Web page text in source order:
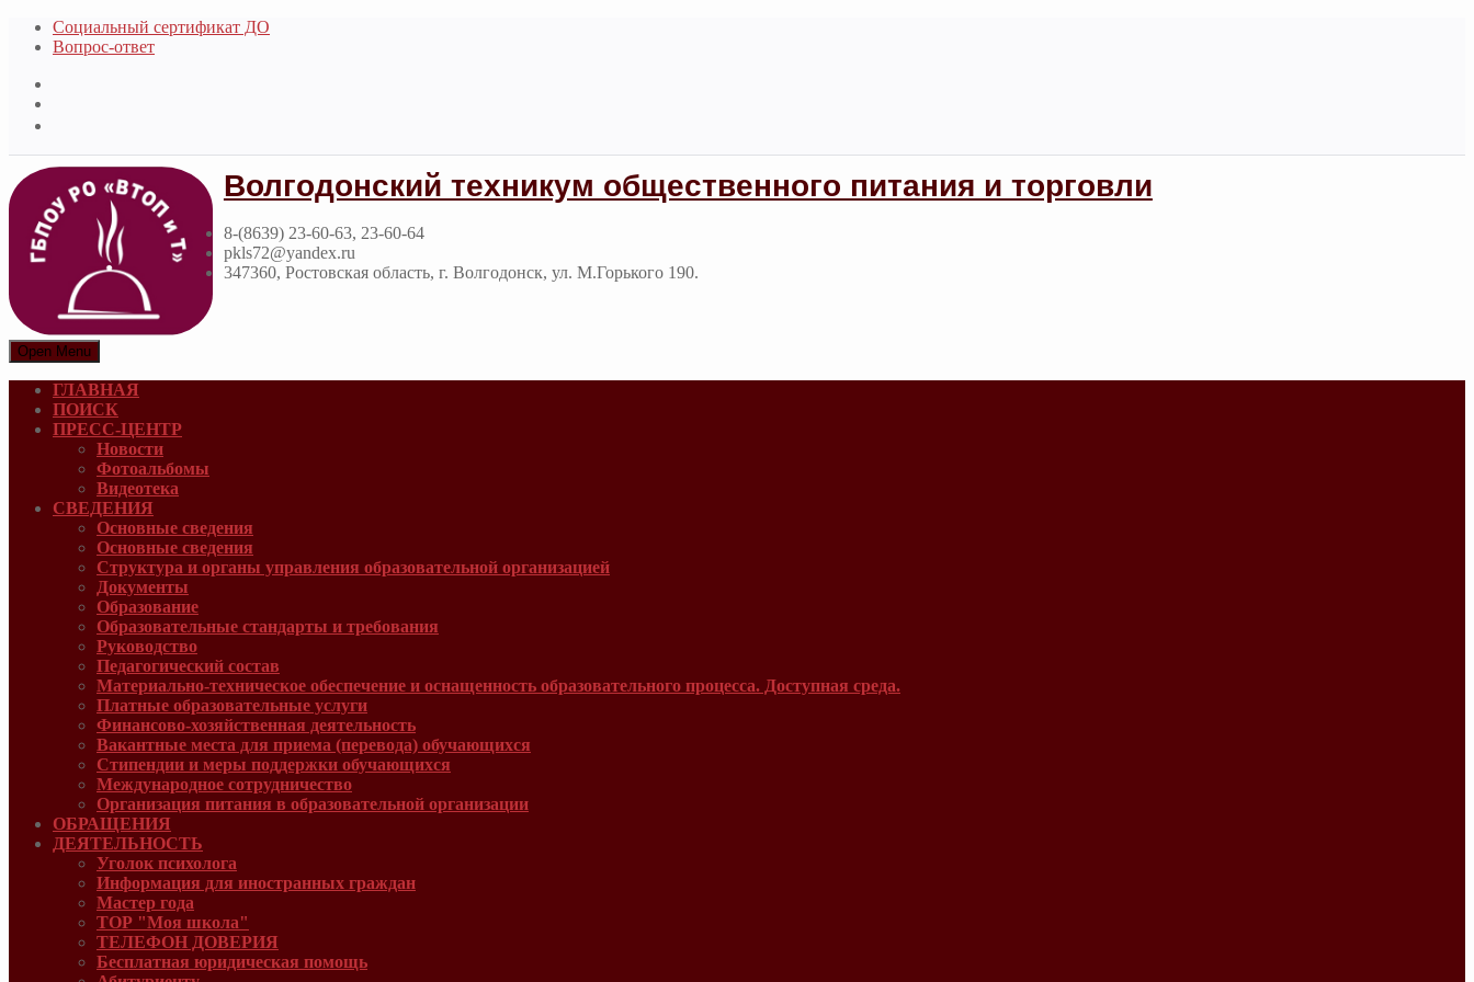
Социальный сертификат ДО
Вопрос-ответ
Волгодонский техникум общественного питания и торговли
8-(8639) 23-60-63, 23-60-64
pkls72@yandex.ru
347360, Ростовская область, г. Волгодонск, ул. М.Горького 190.
Open Menu
ГЛАВНАЯ
ПОИСК
ПРЕСС-ЦЕНТР
Новости
Фотоальбомы
Видеотека
СВЕДЕНИЯ
Основные сведения
Основные сведения
Структура и органы управления образовательной организацией
Документы
Образование
Образовательные стандарты и требования
Руководcтво
Педагогический состав
Материально-техническое обеспечение и оснащенность образовательного процесса. Доступная среда.
Платные образовательные услуги
Финансово-хозяйственная деятельность
Вакантные места для приема (перевода) обучающихся
Стипендии и меры поддержки обучающихся
Международное сотрудничество
Организация питания в образовательной организации
ОБРАЩЕНИЯ
ДЕЯТЕЛЬНОСТЬ
Уголок психолога
Информация для иностранных граждан
Мастер года
ТОР "Моя школа"
ТЕЛЕФОН ДОВЕРИЯ
Бесплатная юридическая помощь